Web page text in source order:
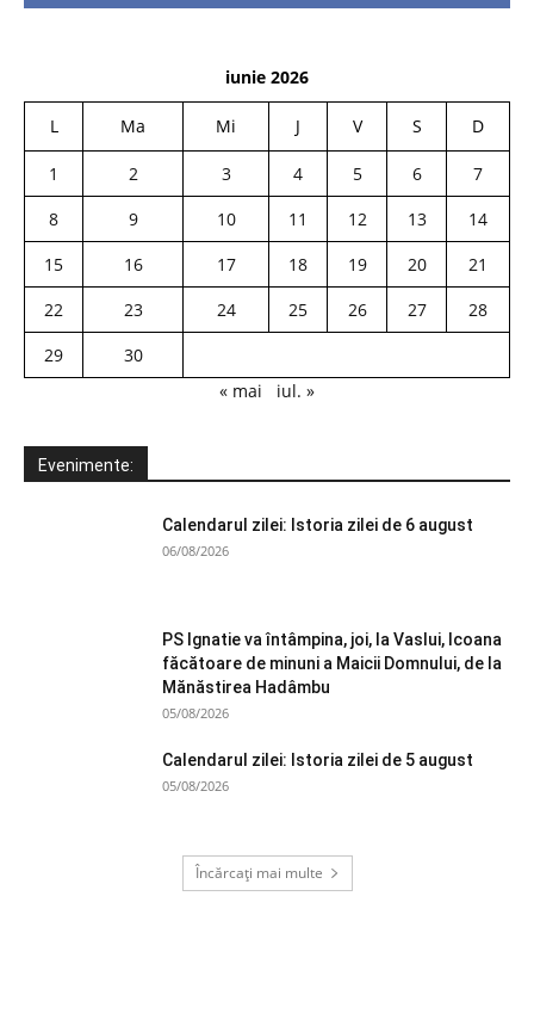
iunie 2026
L Ma Mi J V S D
1 2 3 4 5 6
7
8
9 10 11 12 13
14
15
16 17 18 19 20
21
22
23 24 25 26 27
28
29
30
« mai
iul. »
Evenimente:
Calendarul zilei: Istoria zilei de 6 august
06/08/2026
PS Ignatie va întâmpina, joi, la Vaslui, Icoana
făcătoare de minuni a Maicii Domnului, de la
Mănăstirea Hadâmbu
05/08/2026
Calendarul zilei: Istoria zilei de 5 august
05/08/2026
Încărcați mai multe